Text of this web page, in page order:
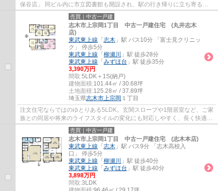
保谷店」 同ビル内に市立図書館も開設され、駅の行き帰りに立ち寄るこ
とができるので大変便利です。
売買｜中古一戸建
志木市上宗岡1丁目 中古一戸建住宅 (丸井志木
店)
東武東上線 「 志木 」駅 バス10分 「富士見クリニッ
ク」 停歩5分
東武東上線 「 柳瀬川
」駅 徒歩28分
東武東上線 「 みずほ台 」駅 徒歩35分
3,390万円
間取:5LDK＋1S(納戸)
建物面積:101.44㎡ / 30.68坪
土地面積:125.28㎡ / 37.89坪
埼玉県志木市上宗岡 １丁目
注文住宅ならではのゆとりある5LDK。玄関スロープや1階居室など、ご家
族との同居や将来のライフスタイルの変化にも対応しやすく、長く快適に
暮らせます。内装リフォーム済で気持ちよく...
売買｜中古一戸建
志木市上宗岡1丁目 中古一戸建住宅 (志木本店)
東武東上線 「 志木 」駅 バス9分 「志木高校入
口」 停歩5分
東武東上線 「 柳瀬川
」駅 徒歩40分
東武東上線 「 みずほ台 」駅 徒歩40分
3,898万円
間取:3LDK